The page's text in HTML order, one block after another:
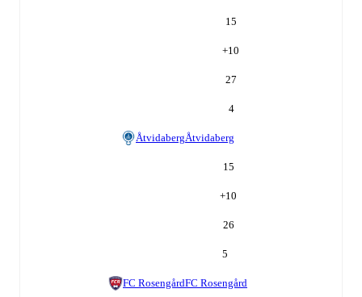
15
+10
27
4
ÅtvidabergÅtvidaberg
15
+10
26
5
FC RosengårdFC Rosengård